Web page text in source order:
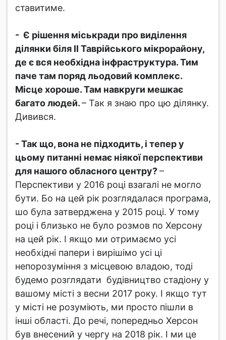
ставитиме.
- Є рішення міськради про виділення
ділянки біля ІІ Таврійського мікрорайону,
де є вся необхідна інфраструктура. Тим
паче там поряд льодовий комплекс.
Місце хороше. Там навкруги мешкає
багато людей.– Так я знаю про цю ділянку.
Дивився.
- Так що, вона не підходить, і тепер у
цьому питанні немає ніякої перспективи
для нашого обласного центру?–
Перспективи у 2016 році взагалі не могло
бути. Бо на цей рік розглядалася програма,
шо була затверджена у 2015 році. У тому
році і близько не було розмов по Херсону
на цей рік. І якщо ми отримаємо усі
необхідні папери і вирішімо усі ці
непорозуміння з місцевою владою, тоді
будемо розглядати будівництво стадіону у
вашому місті з весни 2017 року. І якщо тут
у місті не розуміють, ми просто пішли в
інші області. До речі, попередньо Херсон
був внесений у чергу на 2018 рік. І ми це